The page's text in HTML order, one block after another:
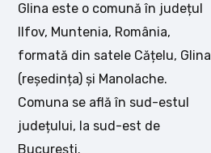
Glina este o comună în județul
Ilfov, Muntenia, România,
formată din satele Cățelu, Glina
(reședința) și Manolache.
Comuna se află în sud-estul
județului, la sud-est de
București.